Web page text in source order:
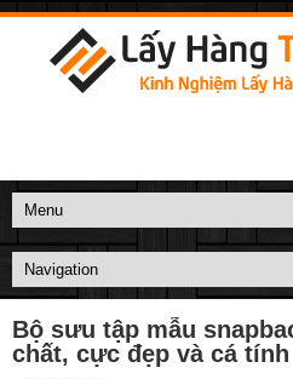
Bộ sưu tập mẫu
chất, cực đẹp và cá tính